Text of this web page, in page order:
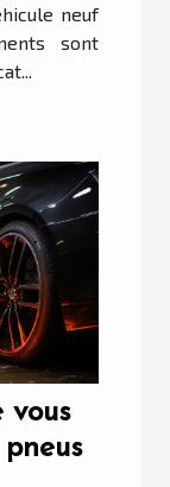
neuf
sont
vous